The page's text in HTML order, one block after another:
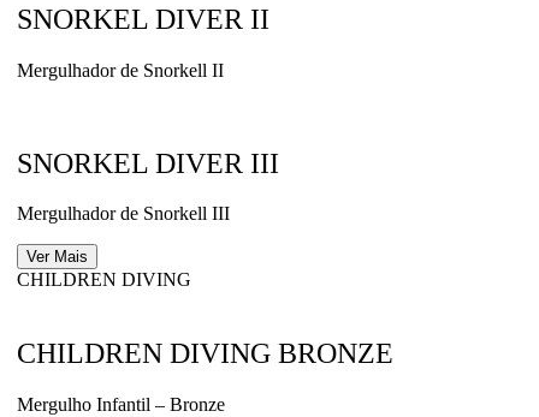
SNORKEL DIVER II
Mergulhador de Snorkell II
SNORKEL DIVER III
Mergulhador de Snorkell III
Ver Mais
CHILDREN DIVING
CHILDREN DIVING BRONZE
Mergulho Infantil – Bronze